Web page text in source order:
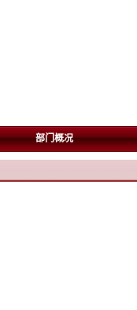
部门概况